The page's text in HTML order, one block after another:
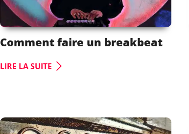
Comment faire un breakbeat
LIRE LA SUITE